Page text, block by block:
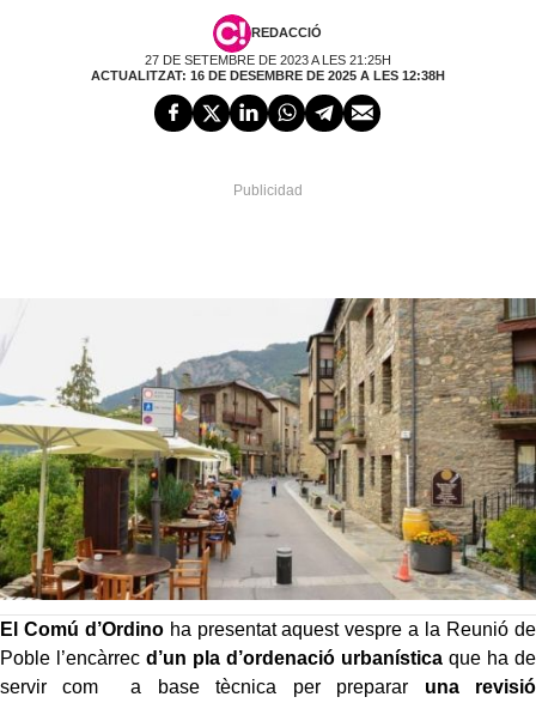
REDACCIÓ
27 DE SETEMBRE DE 2023 A LES 21:25H
ACTUALITZAT: 16 DE DESEMBRE DE 2025 A LES 12:38H
El Comú d’Ordinoha presentat aquest vespre a la Reunió de
Poble l’encàrrec d’un pla d’ordenació urbanísticaque ha de
servir com a base tècnica per preparar una revisió